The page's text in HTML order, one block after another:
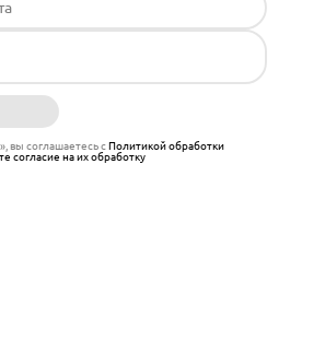
вы соглашаетесь сПолитикой обработки
согласие на их обработку